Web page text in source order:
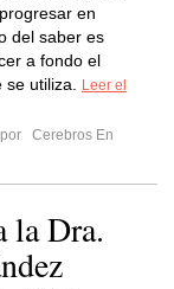
en
del saber es
a fondo el
utiliza.
Leer el
Cerebros En
la Dra.